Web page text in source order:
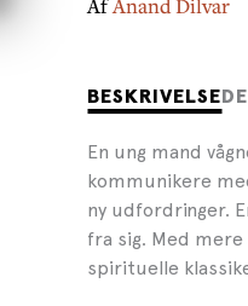
BESKRIVELSE
En ung mand
kommunikere
ny udfordringer.
fra sig. Med
spirituelle